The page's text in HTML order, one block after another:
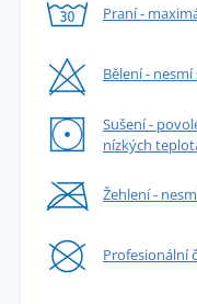
Praní -
Bělení -
Sušení -
nízkých
Žehlení -
Profesionální